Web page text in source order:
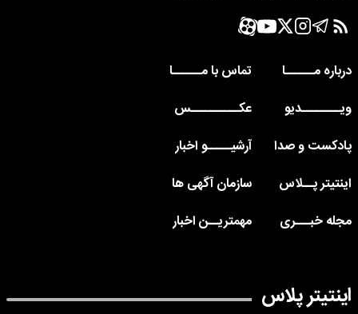
درباره مــــــا
تماس با مــــــا
ویــــــــدیو
عکــــــــــس
پادکست و صدا
آرشیـــــو اخبار
اینتیتر پــلاس
سازمان آگهی ها
مجله خبـــری
مهمتریــن اخبار
اینتیتر پلاس